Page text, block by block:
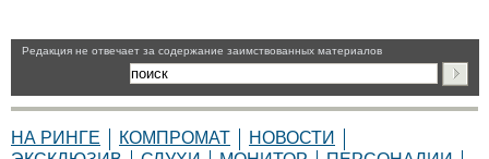
Pедакция не отвечает за содержание заимствованных материалов
НА РИНГЕ КОМПРОМАТ
НОВОСТИ